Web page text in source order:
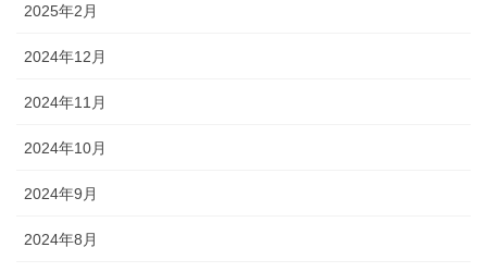
2025年2月
2024年12月
2024年11月
2024年10月
2024年9月
2024年8月